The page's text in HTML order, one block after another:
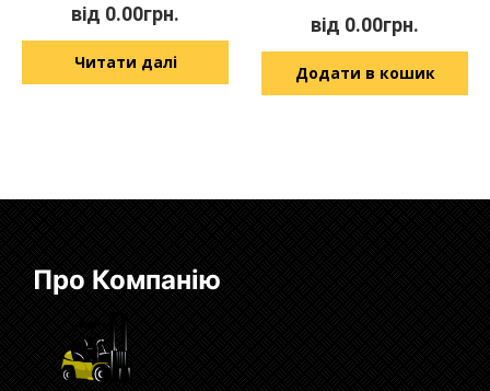
від 0.00грн.
Читати далі
від 0.00грн.
Додати в кошик
Про Компанію